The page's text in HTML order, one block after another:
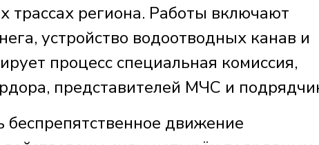
региона. Работы включают
устройство водоотводных канав и
процесс специальная комиссия,
представителей МЧС и
беспрепятственное движение